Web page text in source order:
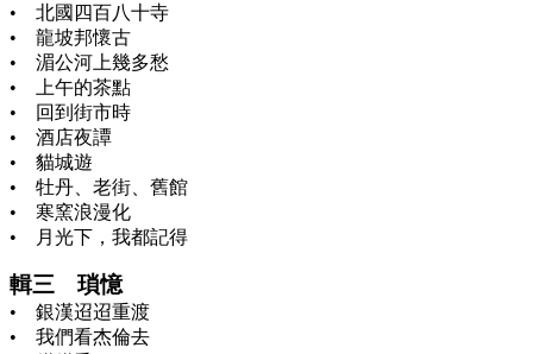
• 北國四百八十寺
• 龍坡邦懷古
• 湄公河上幾多愁
• 上午的茶點
• 回到街市時
• 酒店夜譚
• 貓城遊
• 牡丹、老街、舊館
• 寒窯浪漫化
• 月光下，我都記得
輯三 瑣憶
• 銀漢迢迢重渡
• 我們看杰倫去